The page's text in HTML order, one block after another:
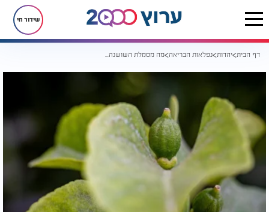
שידור חי
דף הבית יהדות נפלאות הבריאה מה מסמלת השושנה ומיהו הפרח הלאומי של ישראל? 7 עובדות שלא ידעתם על פרחים